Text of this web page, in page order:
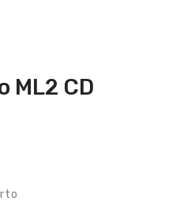
ML2 CD